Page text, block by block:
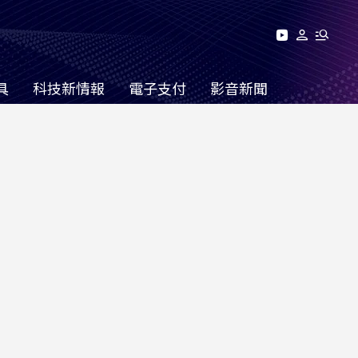
科技新情報 電子支付 影音新聞